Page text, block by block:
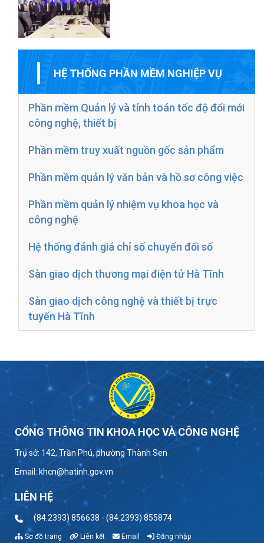
HỆ THỐNG PHẦN MỀM NGHIỆP VỤ
Phần mềm Quản lý và tính toán tốc độ đổi mới
công nghệ, thiết bị
Phần mềm truy xuất nguồn gốc sản phẩm
Phần mềm quản lý văn bản và hồ sơ công việc
Phần mềm quản lý nhiệm vụ khoa học và
công nghệ
Hệ thống đánh giá chỉ số chuyển đổi số
Sàn giao dịch thương mại điện tử Hà Tĩnh
Sàn giao dịch công nghệ và thiết bị trực
tuyến Hà Tĩnh
CỔNG THÔNG TIN KHOA HỌC VÀ CÔNG NGHỆ
Trụ sở: 142, Trần Phú, phường Thành Sen
Email: khcn@hatinh.gov.vn
LIÊN HỆ
(84.2393) 856638 - (84.2393) 855874
Sơ đồ trang Liên kết Email Đăng nhập